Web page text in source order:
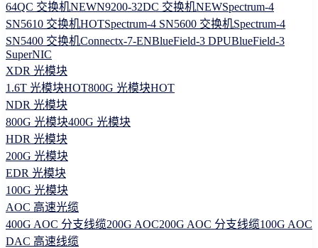
64QC 交换机NEWN9200-32DC 交换机NEWSpectrum-4
SN5610 交换机HOTSpectrum-4 SN5600 交换机Spectrum-4
SN5400 交换机Connectx-7-ENBlueField-3 DPUBlueField-3
SuperNIC
XDR 光模块
1.6T 光模块HOT800G 光模块HOT
NDR 光模块
800G 光模块400G 光模块
HDR 光模块
200G 光模块
EDR 光模块
100G 光模块
AOC 高速光缆
400G AOC 分支线缆200G AOC200G AOC 分支线缆100G AOC
DAC 高速线缆